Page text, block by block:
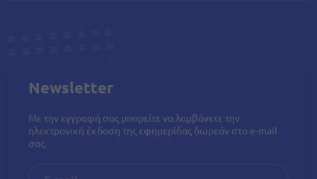
Newsletter
Με την εγγραφή σας μπορείτε να λαμβάνετε την
ηλεκτρονική έκδοση της εφημερίδας δωρεάν στο e-mail
σας.